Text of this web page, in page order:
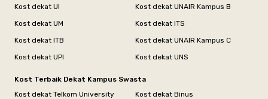
Kost dekat UI
Kost dekat UNAIR Kampus B
Kost dekat UM
Kost dekat ITS
Kost dekat ITB
Kost dekat UNAIR Kampus C
Kost dekat UPI
Kost dekat UNS
Kost Terbaik Dekat Kampus Swasta
Kost dekat Telkom University
Kost dekat Binus